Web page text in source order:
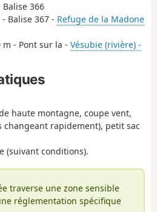
Balise 366
Balise 367 - Refuge de la Madone
m - Pont sur la - Vésubie (rivière) -
haute montagne, coupe vent,
rapidement), petit sac
(suivant conditions).
traverse une zone sensible
réglementation spécifique